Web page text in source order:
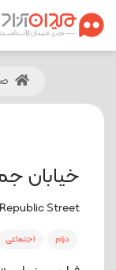
خیابان
Republic Street
درام اجتماعی